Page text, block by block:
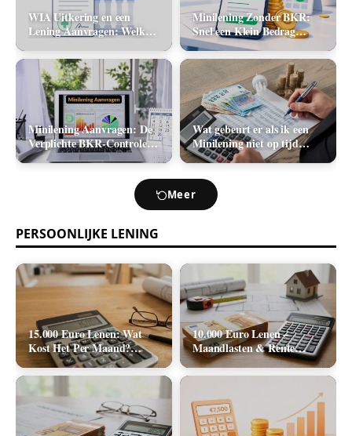
WIA Uitkering en een
Lening Aanvragen: Welke
mee?
Minilening Zonder BKR:
Snel een Klein Bedrag
Lenen Zonder Toetsing
Minilening Aanvragen: De
Verplichte BKR-Controle
en de Realistische
Wat gebeurt er als ik een
Minilening niet op tijd
terugbetaal? (Boetes en
Meer
PERSOONLIJKE LENING
15.000 Euro Lenen: Wat
Kost Het Per Maand?
(Rente & Tabel 2026)
10.000 Euro Lenen –
Maandlasten & Rente
Berekenen (2026)